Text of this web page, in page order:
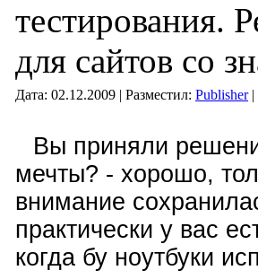
тестирования.
для сайтов со
Дата: 02.12.2009 | Разместил: Publisher|
Вы приняли
мечты? - хорошо,
внимание
практически у вас
когда бу ноутбуки